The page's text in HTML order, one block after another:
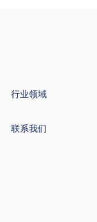
行业领域
联系我们